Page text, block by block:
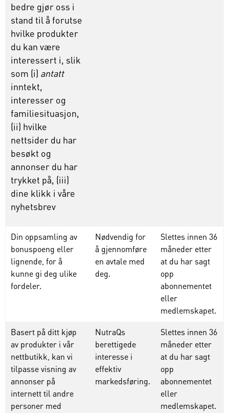
bedre gjør oss i
stand til å forutse
hvilke produkter
du kan være
interessert i, slik
som (i) antatt
inntekt,
interesser og
familiesituasjon,
(ii) hvilke
nettsider du har
besøkt og
annonser du har
trykket på, (iii)
dine klikk i våre
nyhetsbrev
Din oppsamling av
bonuspoeng eller
lignende, for å
kunne gi deg ulike
fordeler.
Nødvendig for
å gjennomføre
en avtale med
deg.
Slettes innen 36
måneder etter
at du har sagt
opp
abonnementet
eller
medlemskapet.
Basert på ditt kjøp
av produkter i vår
nettbutikk, kan vi
tilpasse visning av
annonser på
internett til andre
personer med
NutraQs
berettigede
interesse i
effektiv
markedsføring.
Slettes innen 36
måneder etter
at du har sagt
opp
abonnementet
eller
medlemskapet.